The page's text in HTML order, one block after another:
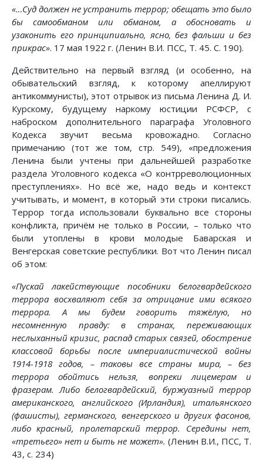
«…Суд должен не устранить террор; обещать это было
бы самообманом или обманом, а обосновать и
узаконить его принципиально, ясно, без фальши и без
прикрас». 17 мая 1922 г. (Ленин В.И. ПСС, Т. 45. С. 190).
Действительно на первый взгляд (и особенно, на
обывательский взгляд, к которому апеллируют
антикоммунисты), этот отрывок из письма Ленина Д. И.
Курскому, будущему наркому юстиции РСФСР, с
наброском дополнительного параграфа Уголовного
Кодекса звучит весьма кровожадно. Согласно
примечанию (тот же том, стр. 549), «предложения
Ленина были учтены при дальнейшей разработке
раздела Уголовного кодекса «О контрреволюционных
преступлениях». Но всё же, надо ведь и контекст
учитывать, и момент, в который эти строки писались.
Террор тогда использовали буквально все стороны
конфликта, причём не только в России, – только что
были утоплены в крови молодые Баварская и
Венгерская советские республики. Вот что Ленин писал
об этом:
«Пускай лакействующие пособники белогвардейского
террора восхваляют себя за отрицание ими всякого
террора. А мы будем говорить тяжёлую, но
несомненную правду: в странах, переживающих
неслыханный кризис, распад старых связей, обострение
классовой борьбы после империалистической войны
1914-1918 годов, – таковы все страны мира, – без
террора обойтись нельзя, вопреки лицемерам и
фразерам. Либо белогвардейский, буржуазный террор
американского, английского (Ирландия), итальянского
(фашисты), германского, венгерского и других фасонов,
либо красный, пролетарский террор. Середины нет,
«третьего» нет и быть не может». (Ленин В.И., ПСС, Т.
43, с. 234)